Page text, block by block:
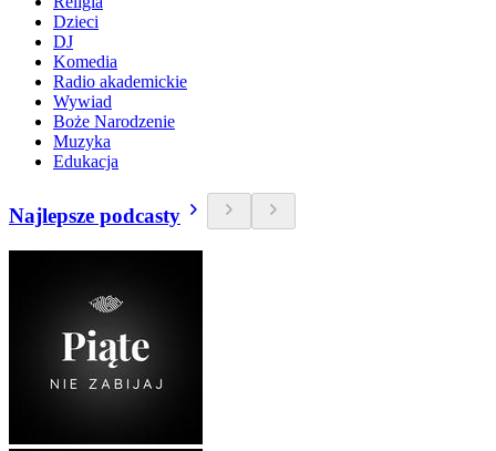
Dzieci
DJ
Komedia
Radio akademickie
Wywiad
Boże Narodzenie
Muzyka
Edukacja
Najlepsze podcasty